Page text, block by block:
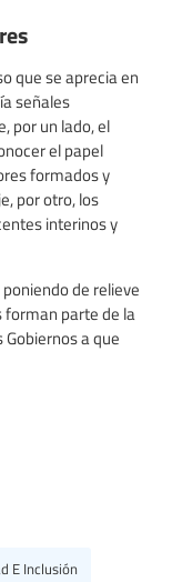
que se aprecia en
señales
por un lado, el
el papel
formados y
por otro, los
interinos y
de relieve
forman parte de la
a que
E Inclusión